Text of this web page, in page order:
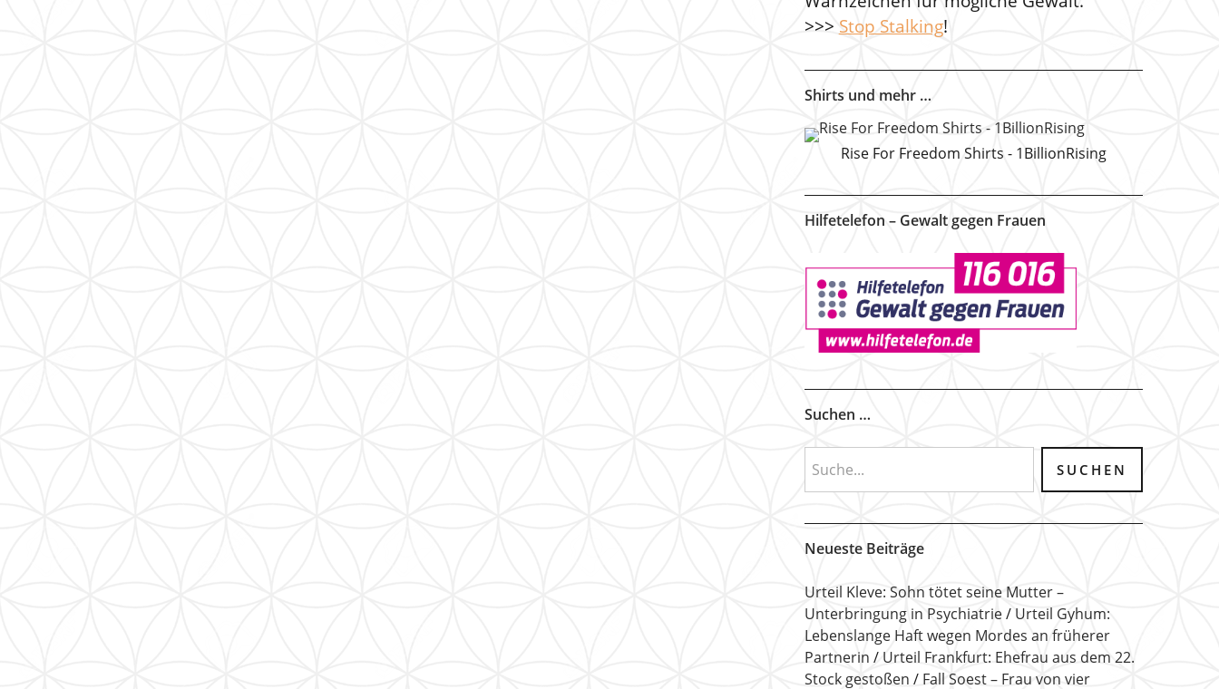
>>> Stop Stalking!
Shirts und mehr …
Rise For Freedom Shirts - 1BillionRising
Hilfetelefon – Gewalt gegen Frauen
Suchen …
Neueste Beiträge
Urteil Kleve: Sohn tötet seine Mutter –
Unterbringung in Psychiatrie
Urteil Gyhum:
Lebenslange Haft wegen Mordes an früherer
Partnerin
Urteil Frankfurt: Ehefrau aus dem 22.
Stock gestoßen
Fall Soest – Frau von vier